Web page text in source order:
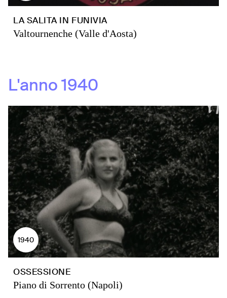
LA SALITA IN FUNIVIA
Valtournenche (Valle d'Aosta)
L'anno1940
1940
OSSESSIONE
Piano di Sorrento (Napoli)